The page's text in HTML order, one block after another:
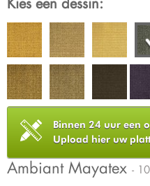
Binnen 24 uur een
Upload hier uw
Ambiant Mayatex -